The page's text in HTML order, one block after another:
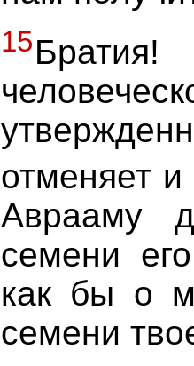
15
отменяет
Аврааму
семени
как бы о
семени